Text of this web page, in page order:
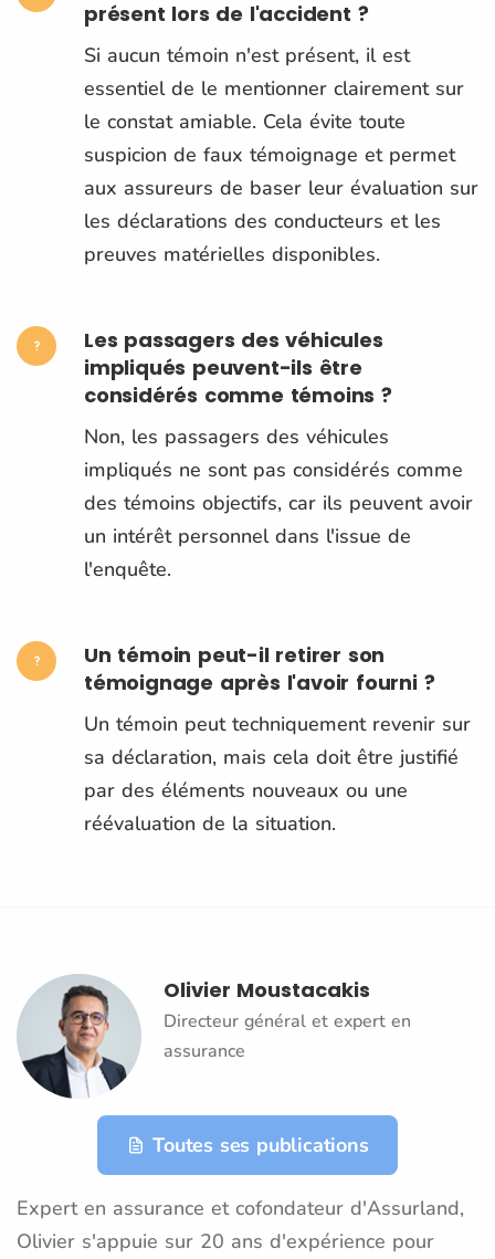
présent lors de l'accident ?
Si aucun témoin n'est présent, il est
essentiel de le mentionner clairement sur
le constat amiable. Cela évite toute
suspicion de faux témoignage et permet
aux assureurs de baser leur évaluation sur
les déclarations des conducteurs et les
preuves matérielles disponibles.
Les passagers des véhicules
impliqués peuvent-ils être
considérés comme témoins ?
Non, les passagers des véhicules
impliqués ne sont pas considérés comme
des témoins objectifs, car ils peuvent avoir
un intérêt personnel dans l'issue de
l'enquête.
Un témoin peut-il retirer son
témoignage après l'avoir fourni ?
Un témoin peut techniquement revenir sur
sa déclaration, mais cela doit être justifié
par des éléments nouveaux ou une
réévaluation de la situation.
Olivier Moustacakis
Directeur général et expert en
assurance
Toutes ses publications
Expert en assurance et cofondateur d'Assurland,
Olivier s'appuie sur 20 ans d'expérience pour